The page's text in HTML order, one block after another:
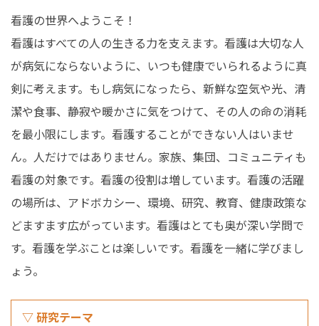
看護の世界へようこそ！
看護はすべての人の生きる力を支えます。看護は大切な人
が病気にならないように、いつも健康でいられるように真
剣に考えます。もし病気になったら、新鮮な空気や光、清
潔や食事、静寂や暖かさに気をつけて、その人の命の消耗
を最小限にします。看護することができない人はいませ
ん。人だけではありません。家族、集団、コミュニティも
看護の対象です。看護の役割は増しています。看護の活躍
の場所は、アドボカシー、環境、研究、教育、健康政策な
どますます広がっています。看護はとても奥が深い学問で
す。看護を学ぶことは楽しいです。看護を一緒に学びまし
ょう。
▽ 研究テーマ